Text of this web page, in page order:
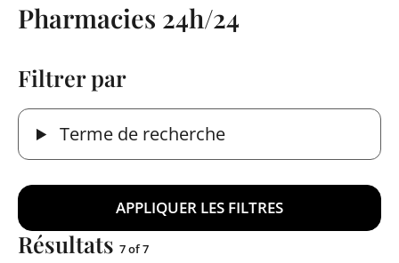
Pharmacies 24h/24
Filtrer par
Terme de recherche
Résultats 7 of 7